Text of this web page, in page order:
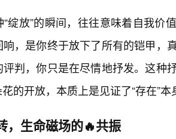
绽放”的瞬间，往往意味着自我价
，是你终于放下了所有的铠甲，
判，你只是在尽情地抒发。这种
的开放，本质上是见证了“存在”本
，生命磁场的🔥共振